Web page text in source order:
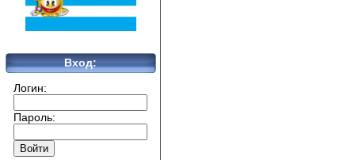
Вход:
Логин:
Пароль: